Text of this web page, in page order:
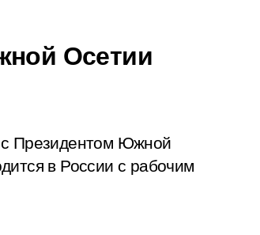
Осетии
Президентом Южной
в России с рабочим